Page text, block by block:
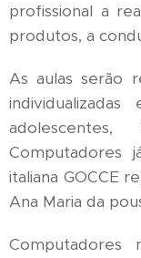
profissional a
produtos, a
As aulas serão
Computadores
italiana GOCCE
Ana Maria da
Computadores